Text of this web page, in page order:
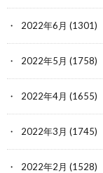
2022年6月 (1301)
2022年5月 (1758)
2022年4月 (1655)
2022年3月 (1745)
2022年2月 (1528)